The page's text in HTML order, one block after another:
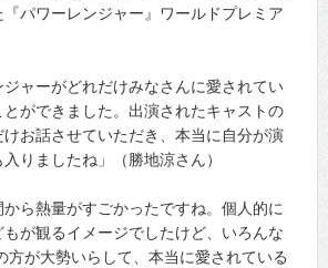
パワーレンジャー』ワールドプレミア
ジャーがどれだけみなさんに愛されてい
ができました。出演されたキャストの
お話させていただき、本当に自分が演
りましたね」（勝地涼さん）
から熱量がすごかったですね。個人的に
が観るイメージでしたけど、いろんな
方が大勢いらして、本当に愛されている